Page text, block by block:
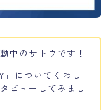
中のサトウです！
」についてくわし
ビューしてみまし